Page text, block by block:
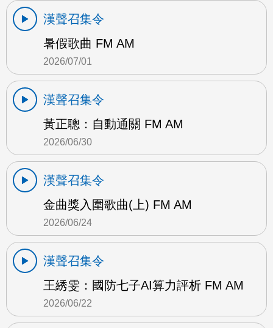
漢聲召集令
暑假歌曲 FM AM
2026/07/01
漢聲召集令
黃正聰：自動通關 FM AM
2026/06/30
漢聲召集令
金曲獎入圍歌曲(上) FM AM
2026/06/24
漢聲召集令
王綉雯：國防七子AI算力評析 FM AM
2026/06/22